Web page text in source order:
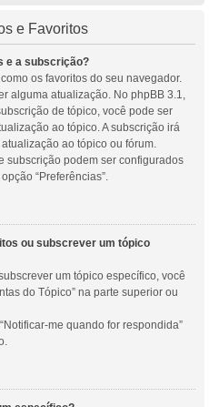
e Favoritos
e a subscrição?
os favoritos do seu navegador.
alguma atualização. No phpBB 3.1,
de tópico, você pode ser
ao tópico. A subscrição irá
ao tópico ou fórum.
subscrição podem ser configurados
“Preferências”.
ou subscrever um tópico
um tópico específico, você
do Tópico” na parte superior ou
me quando for respondida”